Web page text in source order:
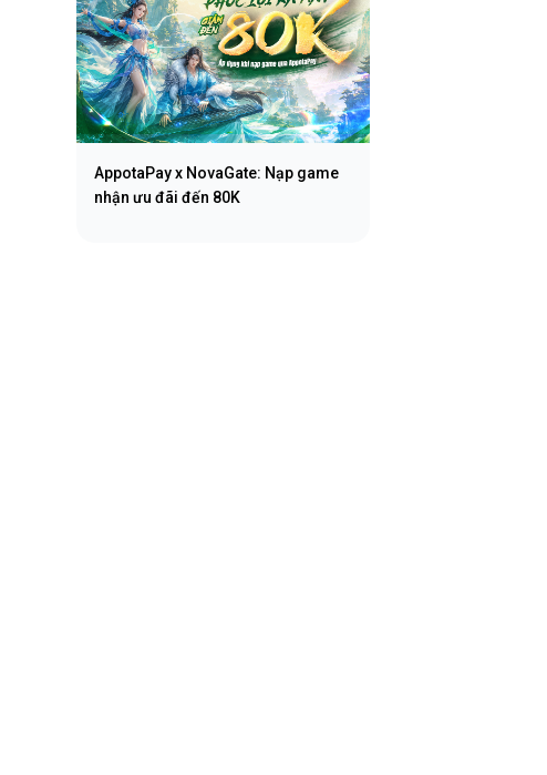
AppotaPay x NovaGate: Nạp game
nhận ưu đãi đến 80K